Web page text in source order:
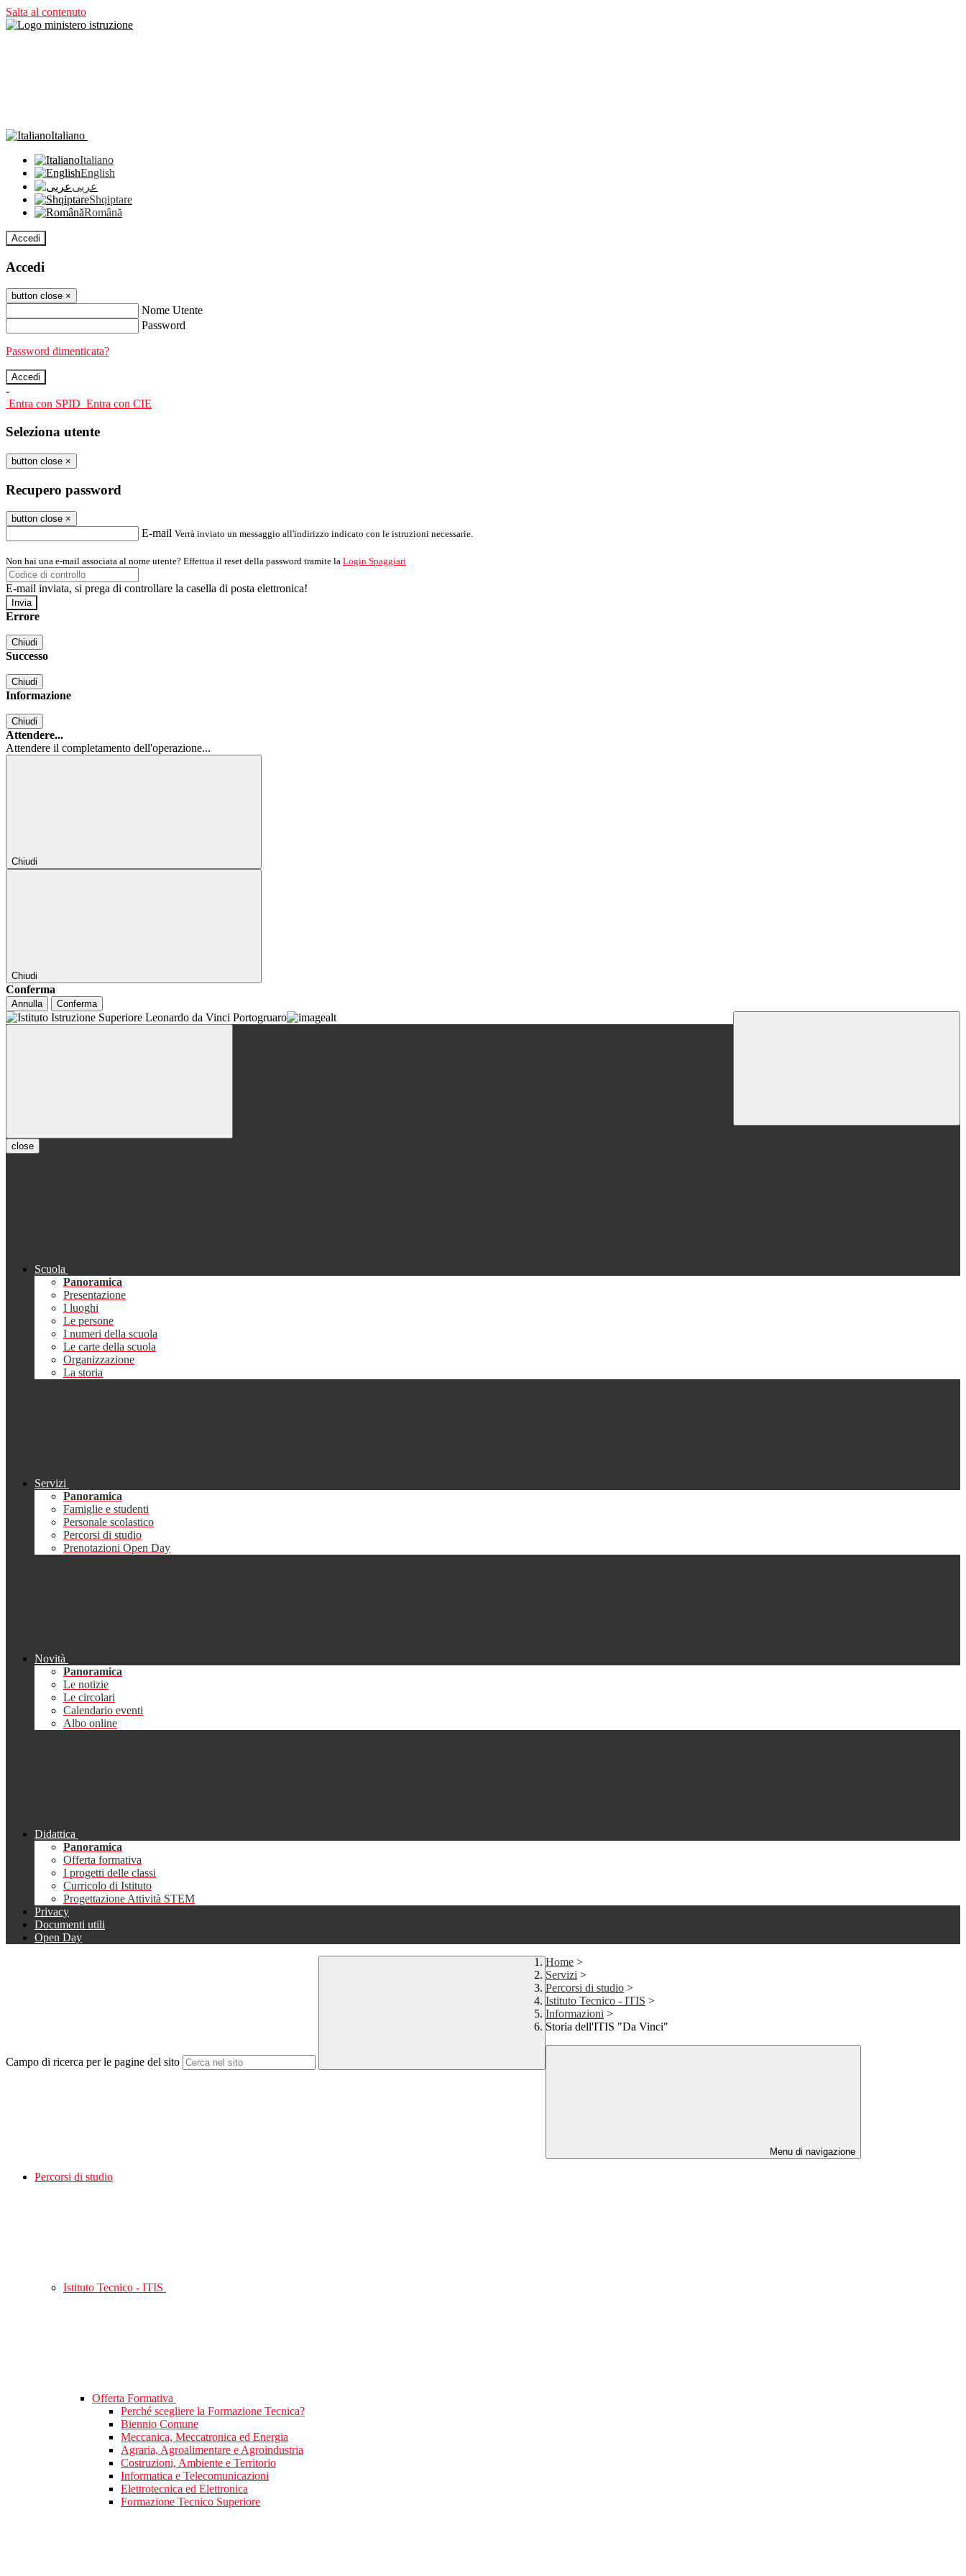
Salta al contenuto
Italiano
Italiano
English
عربى
Shqiptare
Română
Accedi
Accedi
button close ×
Nome Utente
Password
Password dimenticata?
-
Entra con SPID Entra con CIE
Seleziona utente
button close ×
Recupero password
button close ×
E-mail Verrà inviato un messaggio all'indirizzo indicato con le istruzioni necessarie.
Non hai una e-mail associata al nome utente? Effettua il reset della password tramite la Login Spaggiari
E-mail inviata, si prega di controllare la casella di posta elettronica!
Errore
Chiudi
Successo
Chiudi
Informazione
Chiudi
Attendere...
Attendere il completamento dell'operazione...
Chiudi
Chiudi
Conferma
Annulla Conferma
close
Scuola
Panoramica
Presentazione
I luoghi
Le persone
I numeri della scuola
Le carte della scuola
Organizzazione
La storia
Servizi
Panoramica
Famiglie e studenti
Personale scolastico
Percorsi di studio
Prenotazioni Open Day
Novità
Panoramica
Le notizie
Le circolari
Calendario eventi
Albo online
Didattica
Panoramica
Offerta formativa
I progetti delle classi
Curricolo di Istituto
Progettazione Attività STEM
Privacy
Documenti utili
Open Day
Campo di ricerca per le pagine del sito
Home >
Servizi >
Percorsi di studio >
Istituto Tecnico - ITIS >
Informazioni >
Storia dell'ITIS "Da Vinci"
Menu di navigazione
Percorsi di studio
Istituto Tecnico - ITIS
Offerta Formativa
Perché scegliere la Formazione Tecnica?
Biennio Comune
Meccanica, Meccatronica ed Energia
Agraria, Agroalimentare e Agroindustria
Costruzioni, Ambiente e Territorio
Informatica e Telecomunicazioni
Elettrotecnica ed Elettronica
Formazione Tecnico Superiore